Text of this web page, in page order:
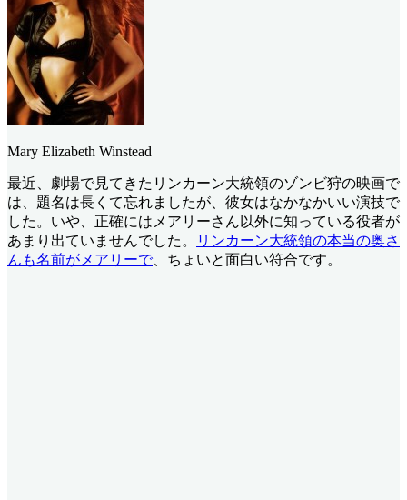
Mary Elizabeth Winstead
最近、劇場で見てきたリンカーン大統領のゾンビ狩の映画で
は、題名は長くて忘れましたが、彼女はなかなかいい演技で
した。いや、正確にはメアリーさん以外に知っている役者が
あまり出ていませんでした。
リンカーン大統領の本当の奥さ
んも名前がメアリーで、ちょいと面白い符合です。